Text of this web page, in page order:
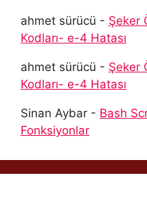
ahmet sürücü - Şeker
Kodları- e-4 Hatası
ahmet sürücü - Şeker
Kodları- e-4 Hatası
Sinan Aybar - Bash
Fonksiyonlar